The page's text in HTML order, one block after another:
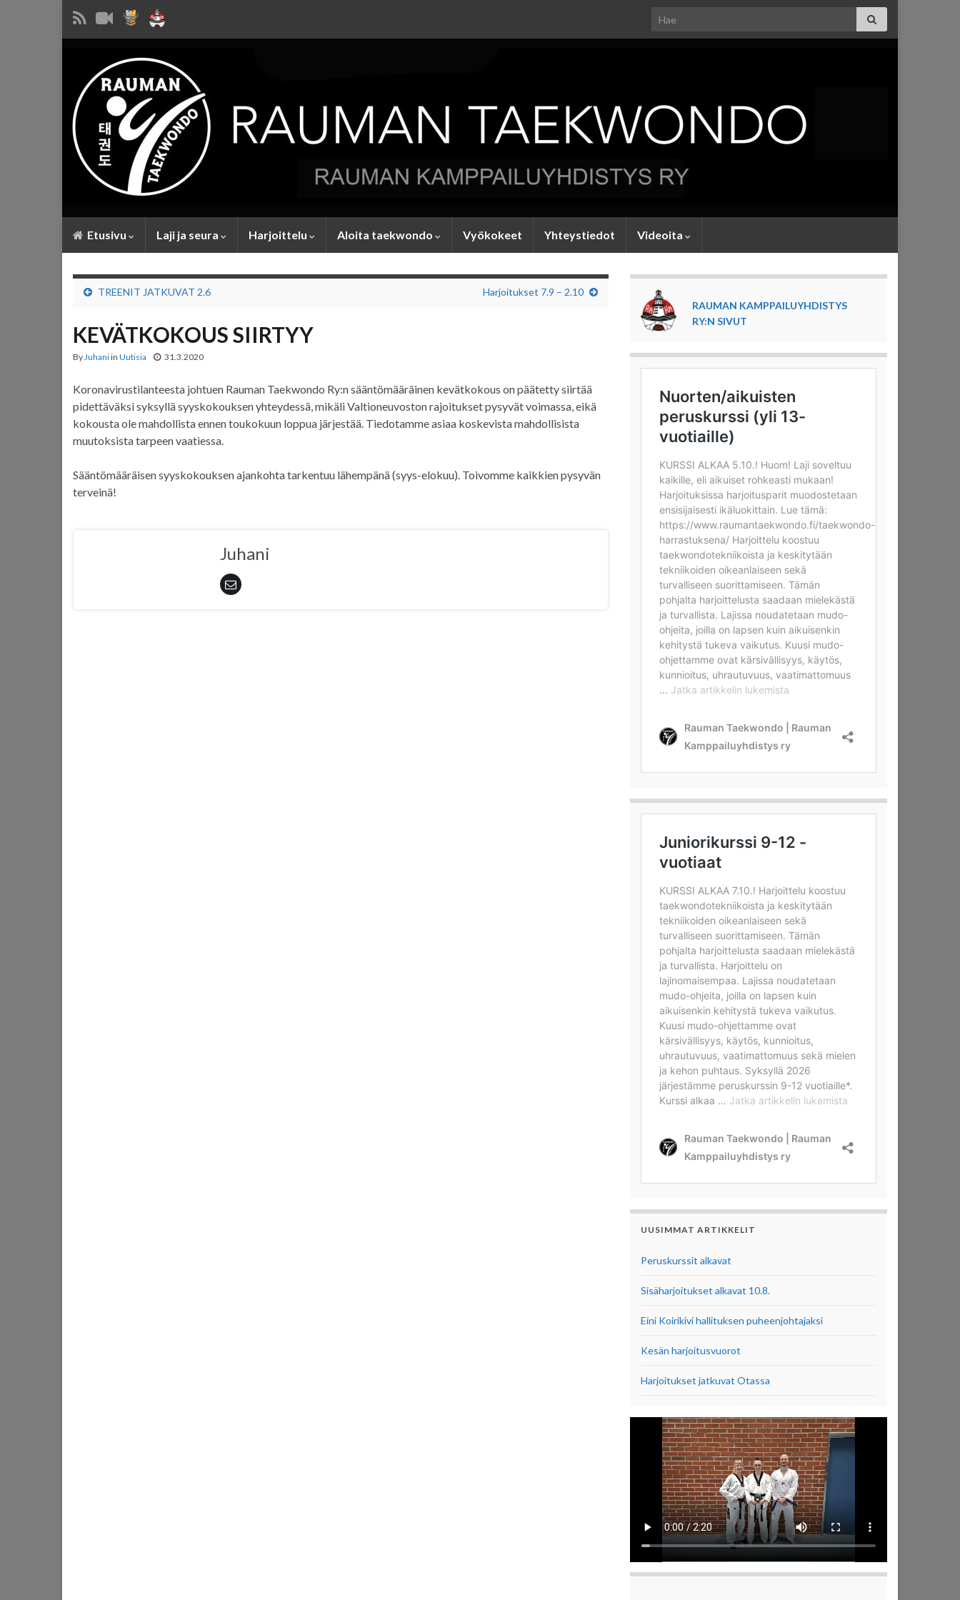
Search for:
Etusivu Laji ja seura Harjoittelu Aloita taekwondo Vyökokeet Yhteystiedot Videoita
TREENIT JATKUVAT 2.6 Harjoitukset 7.9 – 2.10
KEVÄTKOKOUS SIIRTYY
ByJuhaniin Uutisia 31.3.2020
Koronavirustilanteesta johtuen Rauman Taekwondo Ry:n sääntömääräinen kevätkokous on päätetty siirtää
pidettäväksi syksyllä syyskokouksen yhteydessä, mikäli Valtioneuvoston rajoitukset pysyvät voimassa, eikä
kokousta ole mahdollista ennen toukokuun loppua järjestää. Tiedotamme asiaa koskevista mahdollisista
muutoksista tarpeen vaatiessa.
Sääntömääräisen syyskokouksen ajankohta tarkentuu lähempänä (syys-elokuu). Toivomme kaikkien pysyvän
terveinä!
Juhani
RAUMAN KAMPPAILUYHDISTYS
RY:N SIVUT
UUSIMMAT ARTIKKELIT
Peruskurssit alkavat
Sisäharjoitukset alkavat 10.8.
Eini Koirikivi hallituksen puheenjohtajaksi
Kesän harjoitusvuorot
Harjoitukset jatkuvat Otassa